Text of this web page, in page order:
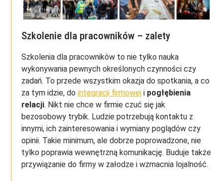
Szkolenie dla pracowników – zalety
Szkolenia dla pracowników to nie tylko nauka
wykonywania pewnych określonych czynności czy
zadań. To przede wszystkim okazja do spotkania, a co
za tym idzie, dointegracji firmowej i pogłębienia
relacji. Nikt nie chce w firmie czuć się jak
bezosobowy trybik. Ludzie potrzebują kontaktu z
innymi, ich zainteresowania i wymiany poglądów czy
opinii. Takie minimum, ale dobrze poprowadzone, nie
tylko poprawia wewnętrzną komunikację. Buduje także
przywiązanie do firmy w załodze i wzmacnia lojalność.